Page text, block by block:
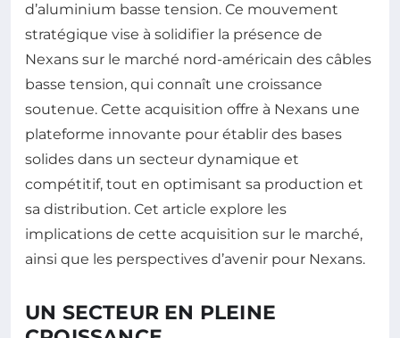
d’aluminium basse tension. Ce mouvement
stratégique vise à solidifier la présence de
Nexans sur le marché nord-américain des câbles
basse tension, qui connaît une croissance
soutenue. Cette acquisition offre à Nexans une
plateforme innovante pour établir des bases
solides dans un secteur dynamique et
compétitif, tout en optimisant sa production et
sa distribution. Cet article explore les
implications de cette acquisition sur le marché,
ainsi que les perspectives d’avenir pour Nexans.
UN SECTEUR EN PLEINE